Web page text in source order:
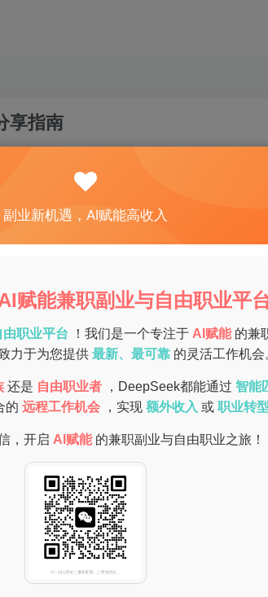
享指南
职工作。针对这个需求，市场上涌现了很多
一分析，让您轻松找到适合自己的兼职机会
多种任务，包括问卷调查、产品测试、写作
副业新机遇，AI赋能高收入
赋能兼职副业与自由职业平
职业平台 ！我们是一个专注于 AI赋能 的兼
力于为您提供 最新、最可靠 的灵活工作机会
还是 自由职业者 ，DeepSeek都能通过 智能
的 远程工作机会 ，实现 额外收入 或 职业转
，开启 AI赋能 的兼职副业与自由职业之旅！